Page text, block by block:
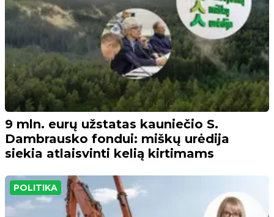
9 mln. eurų užstatas kauniečio S.
Dambrausko fondui: miškų urėdija
siekia atlaisvinti kelią kirtimams
POLITIKA